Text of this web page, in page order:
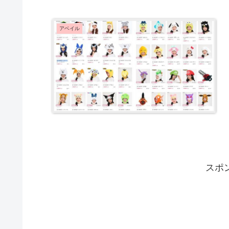
アベイル
スポ